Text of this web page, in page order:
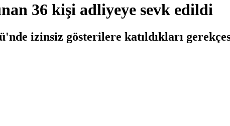
36 kişi adliyeye sevk edildi
izinsiz gösterilere katıldıkları